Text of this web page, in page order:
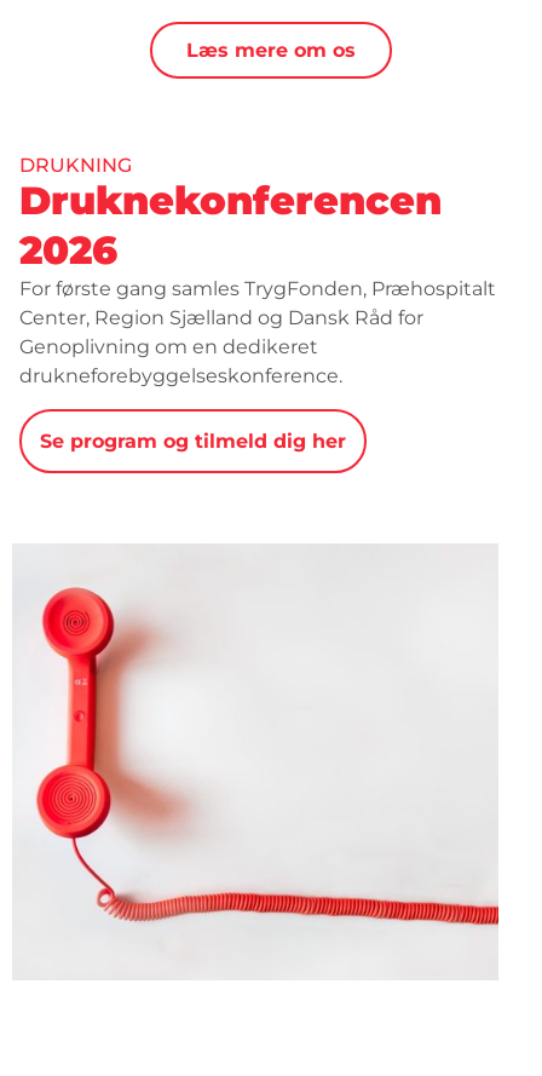
Læs mere om os
DRUKNING
Druknekonferencen
2026
For første gang samles TrygFonden, Præhospitalt
Center, Region Sjælland og Dansk Råd for
Genoplivning om en dedikeret
drukneforebyggelseskonference.
Se program og tilmeld dig her